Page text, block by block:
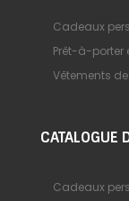
Cadeaux
Prêt-à-porter
Vêtements
CATALOGUE
Cadeaux